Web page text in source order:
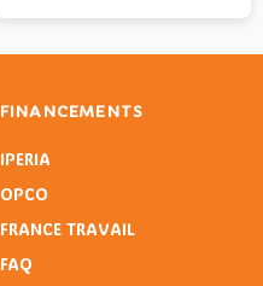
FINANCEMENTS
IPERIA
OPCO
FRANCE TRAVAIL
FAQ